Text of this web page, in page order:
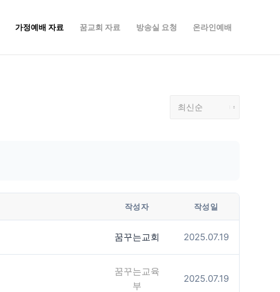
가정예배 자료 꿈교회 자료 방송실 요청 온라인예배
작성자 작성일
꿈꾸는교회 2025.07.19
꿈꾸는교육
부
2025.07.19